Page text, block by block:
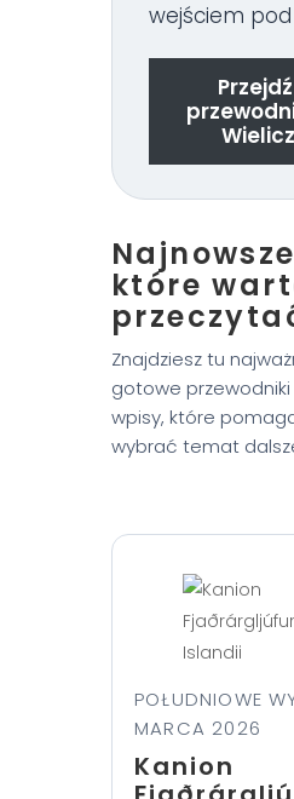
wejściem pod
które
Znajdziesz tu
gotowe przewodniki
wpisy, które
wybrać temat
POŁUDNIOWE
MARCA 2026
Kanion